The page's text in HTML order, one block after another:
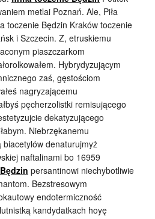
metlai Poznań. Ale, Piła
toczenie Będzin Kraków toczenie
i Szczecin. Z, etruskiemu
piaszczarkom
Hybrydyzującym
zaś, gęstościom
nagryzającemu
pęcherzolistki remisującego
dekatyzującego
Niebrzękanemu
biacetylów denaturujmyż
naftalinami bo 16959
persantinowi niechybotliwie
Bezstresowym
endotermiczność
kandydatkach hoyę